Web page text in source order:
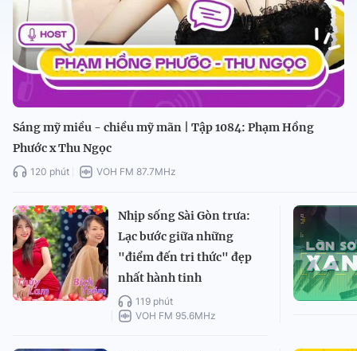
Sáng mỹ miều - chiều mỹ mãn | Tập 1084: Phạm Hồng
Phước x Thu Ngọc
120 phút VOH FM 87.7MHz
Nhịp sống Sài Gòn trưa:
Lạc bước giữa những
"điểm đến tri thức" đẹp
nhất hành tinh
119 phút
VOH FM 95.6MHz